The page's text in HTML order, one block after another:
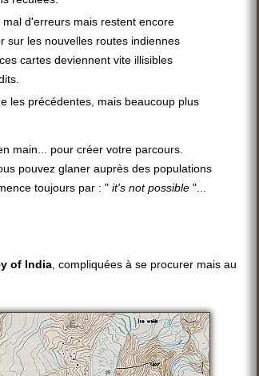
d'erreurs mais restent encore
sur les nouvelles routes indiennes
cartes deviennent vite illisibles
les précédentes, mais beaucoup plus
main... pour créer votre parcours.
pouvez glaner auprès des populations
toujours par : " it's not possible "...
of India , compliquées à se procurer mais au